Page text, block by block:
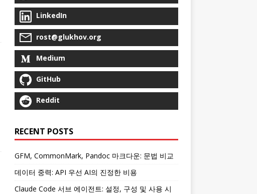
LinkedIn
rost@glukhov.org
Medium
GitHub
Reddit
RECENT POSTS
GFM, CommonMark, Pandoc 마크다운: 문법 비교
데이터 중력: API 우선 AI의 진정한 비용
Claude Code 서브 에이전트: 설정, 구성 및 사용 시